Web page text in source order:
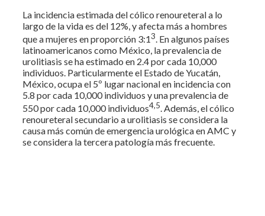
La incidencia estimada del cólico renoureteral a lo
largo de la vida es del 12%, y afecta más a hombres
que a mujeres en proporción 3:13. En algunos países
latinoamericanos como México, la prevalencia de
urolitiasis se ha estimado en 2.4 por cada 10,000
individuos. Particularmente el Estado de Yucatán,
México, ocupa el 5º lugar nacional en incidencia con
5.8 por cada 10,000 individuos y una prevalencia de
550 por cada 10,000 individuos4,5. Además, el cólico
renoureteral secundario a urolitiasis se considera la
causa más común de emergencia urológica en AMC y
se considera la tercera patología más frecuente.